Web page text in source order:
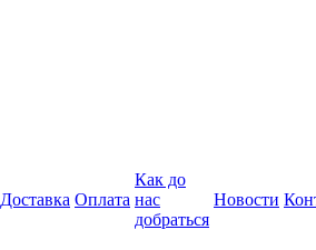
Доставка Оплата
Как до
нас
добраться
Новости